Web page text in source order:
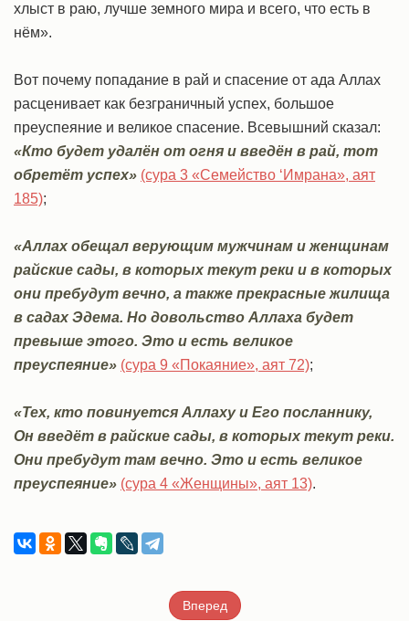
хлыст в раю, лучше земного мира и всего, что есть в
нём».
Вот почему попадание в рай и спасение от ада Аллах
расценивает как безграничный успех, большое
преуспеяние и великое спасение. Всевышний сказал:
«Кто будет удалён от огня и введён в рай, тот
обретёт успех» (сура 3 «Семейство ‘Имрана», аят
185);
«Аллах обещал верующим мужчинам и женщинам
райские сады, в которых текут реки и в которых
они пребудут вечно, а также прекрасные жилища
в садах Эдема. Но довольство Аллаха будет
превыше этого. Это и есть великое
преуспеяние» (сура 9 «Покаяние», аят 72);
«Тех, кто повинуется Аллаху и Его посланнику,
Он введёт в райские сады, в которых текут реки.
Они пребудут там вечно. Это и есть великое
преуспеяние» (сура 4 «Женщины», аят 13).
Вперед